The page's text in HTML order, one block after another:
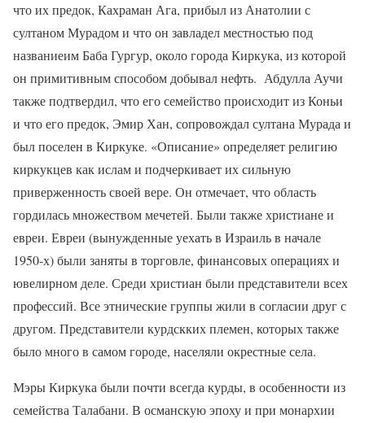
что их предок, Кахраман Ага, прибыл из Анатолии с
султаном Мурадом и что он завладел местностью под
названиеим Баба Гургур, около города Киркука, из которой
он примитивным способом добывал нефть. Абдулла Аучи
также подтвердил, что его семейство происходит из Коньи
и что его предок, Эмир Хан, сопровождал султана Мурада и
был поселен в Киркуке. «Описание» определяет религию
киркукцев как ислам и подчеркивает их сильную
приверженность своей вере. Он отмечает, что область
гордилась множеством мечетей. Были также христиане и
евреи. Евреи (вынужденные уехать в Израиль в начале
1950-х) были заняты в торговле, финансовых операциях и
ювелирном деле. Среди христиан были представители всех
профессий. Все этнические группы жили в согласии друг с
другом. Представители курдскких племен, которых также
было много в самом городе, населяли окрестные села.
Мэры Киркука были почти всегда курды, в особенности из
семейства Талабани. В османскую эпоху и при монархии